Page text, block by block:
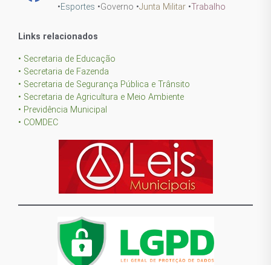
•Esportes •Governo •Junta Militar •Trabalho
Links relacionados
• Secretaria de Educação
• Secretaria de Fazenda
• Secretaria de Segurança Pública e Trânsito
• Secretaria de Agricultura e Meio Ambiente
• Previdência Municipal
• COMDEC